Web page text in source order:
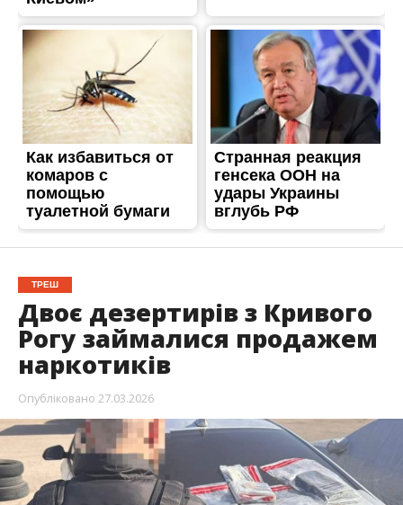
ТРЕШ
Двоє дезертирів з Кривого
Рогу займалися продажем
наркотиків
Опубліковано 27.03.2026